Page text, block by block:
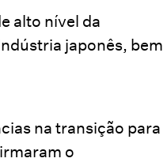
alto nível da
japonês, bem
na transição para
o